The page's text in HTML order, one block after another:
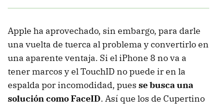
Apple ha aprovechado, sin embargo, para darle
una vuelta de tuerca al problema y convertirlo en
una aparente ventaja. Si el iPhone 8 no va a
tener marcos y el TouchID no puede ir en la
espalda por incomodidad, pues se busca una
solución como FaceID. Así que los de Cupertino